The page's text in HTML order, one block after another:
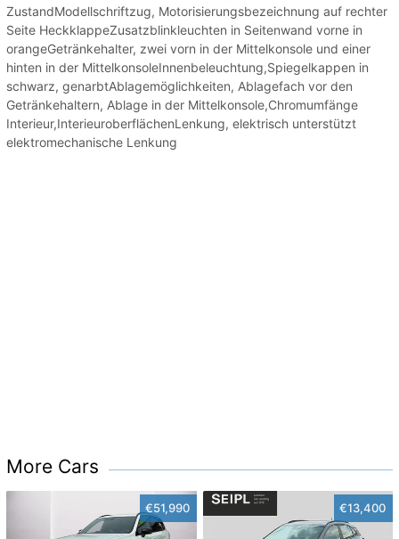
ZustandModellschriftzug, Motorisierungsbezeichnung auf rechter
Seite HeckklappeZusatzblinkleuchten in Seitenwand vorne in
orangeGetränkehalter, zwei vorn in der Mittelkonsole und einer
hinten in der MittelkonsoleInnenbeleuchtung,Spiegelkappen in
schwarz, genarbtAblagemöglichkeiten, Ablagefach vor den
Getränkehaltern, Ablage in der Mittelkonsole,Chromumfänge
Interieur,InterieuroberflächenLenkung, elektrisch unterstützt
elektromechanische Lenkung
More Cars
€51,990 €13,400